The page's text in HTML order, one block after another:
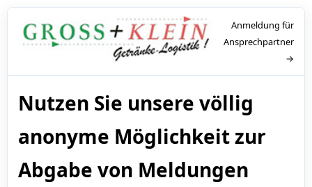
Anmeldung für
Ansprechpartner
→
Nutzen Sie unsere völlig
anonyme Möglichkeit zur
Abgabe von Meldungen